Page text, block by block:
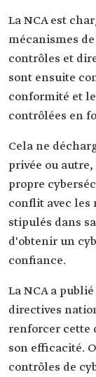
La NCA est
mécanismes
contrôles et
sont ensuite
conformité et
contrôlées en
Cela ne
privée ou
propre
conflit avec les
stipulés dans
d'obtenir un
confiance.
La NCA a
directives
renforcer cette
son efficacité.
contrôles de